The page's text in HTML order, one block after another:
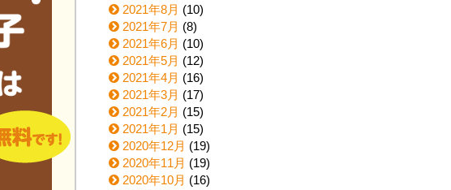
2021年8月 (10)
2021年7月 (8)
2021年6月 (10)
2021年5月 (12)
2021年4月 (16)
2021年3月 (17)
2021年2月 (15)
2021年1月 (15)
2020年12月 (19)
2020年11月 (19)
2020年10月 (16)